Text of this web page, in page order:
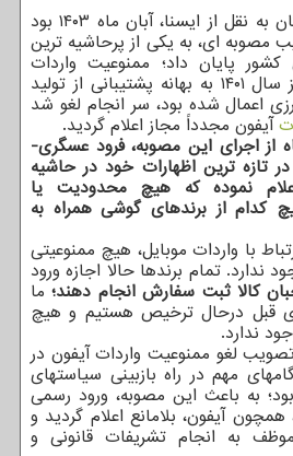
دهندگان به نقل از ایسنا، آبان ماه ۱۴۰۳ بود
مصوبه ای، به یکی از پرحاشیه ترین
پایان داد؛ ممنوعیت واردات
آیفون که از ابتدای پاییز سال ۱۴۰۱ به بهانه پشتیبانی از تولید
اعمال شده بود، سر انجام لغو شد
آیفون مجدداً مجاز اعلام گردید.
از اجرای این مصوبه، فرود عسگری-
تازه ترین اظهارات خود در حاشیه
نموده که هیچ محدودیت یا
کدام از برندهای گوشی همراه به
با واردات موبایل، هیچ ممنوعیتی
ندارد. تمام برندها حالا اجازه ورود
کالا ثبت سفارش انجام دهند؛ما
قبل درحال ترخیص هستیم و هیچ
ندارد.
لغو ممنوعیت واردات آیفون در
یکی از گامهای مهم در راه بازبینی سیاستهای
به باعث این مصوبه، ورود رسمی
بالای ۶۰۰ دلار، همچون آیفون، بلامانع اعلام گردید و
به انجام تشریفات قانونی و